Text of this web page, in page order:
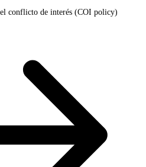
conflicto de interés (COI policy)